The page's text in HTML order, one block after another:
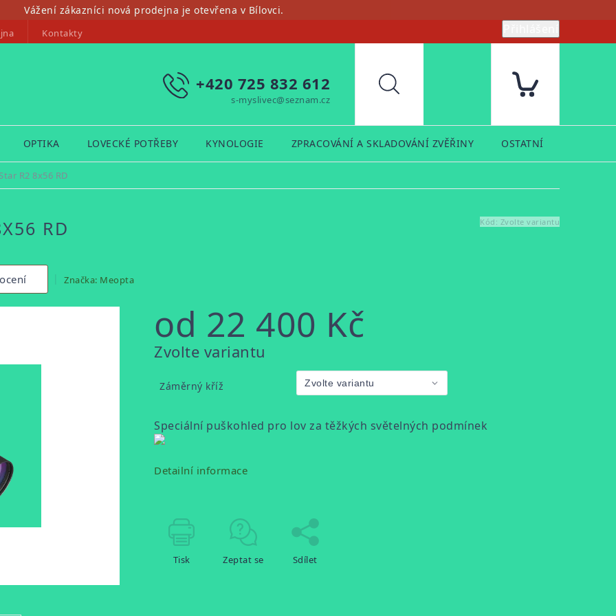
Vážení zákazníci nová prodejna je otevřena v Bílovci.
Kontakty
+420 725 832 612
s-myslivec@seznam.cz
Hledat
OPTIKA LOVECKÉ POTŘEBY KYNOLOGIE ZPRACOVÁNÍ A SKLADOVÁNÍ ZVĚŘINY OSTATNÍ
R2 8x56 RD
RD Kód: Zvolte variantu
Značka: Meopta
od 22 400 Kč
Měrná
Zvolte variantu
Záměrný kříž
Speciální puškohled pro lov za těžkých světelných podmínek
Detailní informace
Tisk Zeptat se Sdílet